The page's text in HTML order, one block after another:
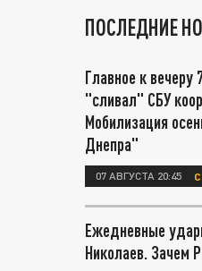
ПОСЛЕДНИЕ
Главное к вечеру
"сливал" СБУ
Мобилизация
Днепра"
07 АВГУСТА 20:45
Ежедневные
Николаев. Зачем